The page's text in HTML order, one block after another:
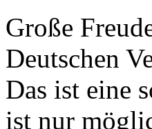
Große
Deutschen
Das ist eine
ist nur